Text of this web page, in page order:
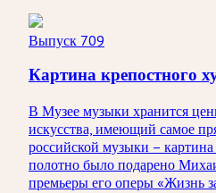
Выпуск 709
Картина крепостного
В Музее музыки хранится
искусства, имеющий самое
российской музыки –
полотно было подарено
премьеры его оперы «Жизнь